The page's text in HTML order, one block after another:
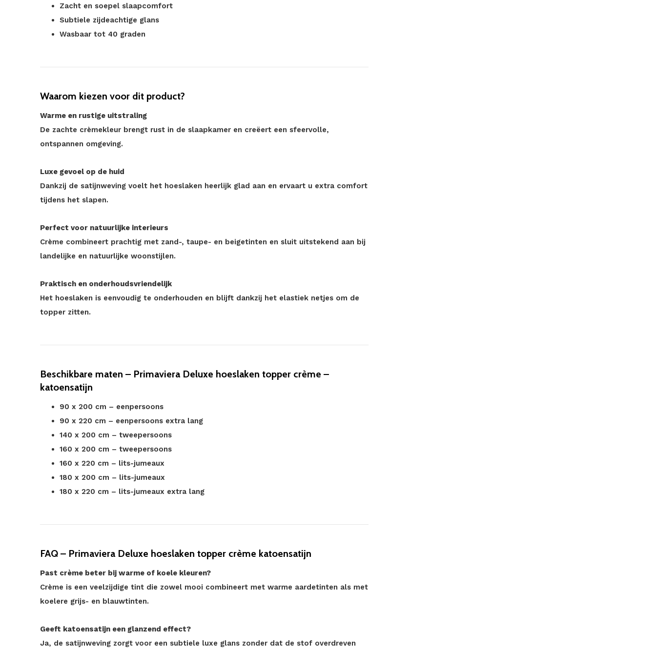
Zacht en soepel slaapcomfort
Subtiele zijdeachtige glans
Wasbaar tot 40 graden
Waarom kiezen voor dit product?
Warme en rustige uitstraling
De zachte crèmekleur brengt rust in de slaapkamer en creëert een sfeervolle,
ontspannen omgeving.
Luxe gevoel op de huid
Dankzij de satijnweving voelt het hoeslaken heerlijk glad aan en ervaart u extra comfort
tijdens het slapen.
Perfect voor natuurlijke interieurs
Crème combineert prachtig met zand-, taupe- en beigetinten en sluit uitstekend aan bij
landelijke en natuurlijke woonstijlen.
Praktisch en onderhoudsvriendelijk
Het hoeslaken is eenvoudig te onderhouden en blijft dankzij het elastiek netjes om de
topper zitten.
Beschikbare maten – Primaviera Deluxe hoeslaken topper crème –
katoensatijn
90 x 200 cm – eenpersoons
90 x 220 cm – eenpersoons extra lang
140 x 200 cm – tweepersoons
160 x 200 cm – tweepersoons
160 x 220 cm – lits-jumeaux
180 x 200 cm – lits-jumeaux
180 x 220 cm – lits-jumeaux extra lang
FAQ – Primaviera Deluxe hoeslaken topper crème katoensatijn
Past crème beter bij warme of koele kleuren?
Crème is een veelzijdige tint die zowel mooi combineert met warme aardetinten als met
koelere grijs- en blauwtinten.
Geeft katoensatijn een glanzend effect?
Ja, de satijnweving zorgt voor een subtiele luxe glans zonder dat de stof overdreven